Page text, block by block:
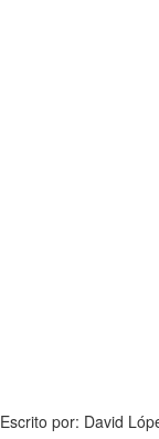
Escrito por: David